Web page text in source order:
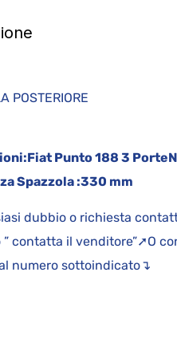
Fiat Punto 188 3 Porte
Spazzola :330 mm
dubbio o richiesta
” contatta il venditore”➚O
numero sottoindicato↴